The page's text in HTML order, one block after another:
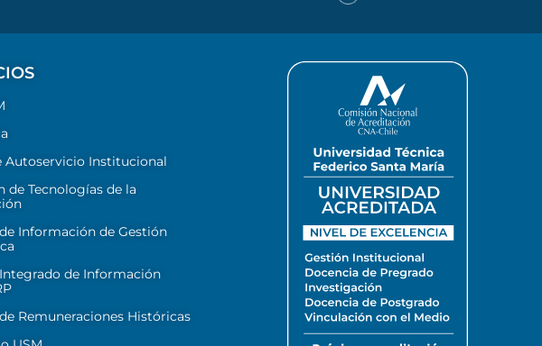
Autoservicio Institucional
de Tecnologías de la
Información de Gestión
de Información
Remuneraciones Históricas